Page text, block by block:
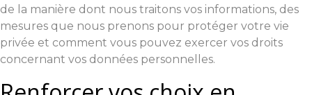
de la manière dont nous traitons vos informations, des
mesures que nous prenons pour protéger votre vie
privée et comment vous pouvez exercer vos droits
concernant vos données personnelles.